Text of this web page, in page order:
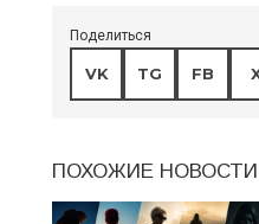
Поделиться
VK TG FB
ПОХОЖИЕ НОВОСТИ